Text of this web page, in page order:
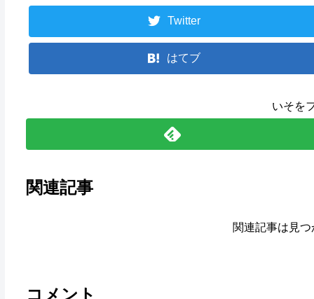
Twitter
はてブ
いそを
関連記事
関連記事は見
コメント